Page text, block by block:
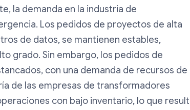
la demanda en la industria de
Los pedidos de proyectos de alta
de datos, se mantienen estables,
grado. Sin embargo, los pedidos de
con una demanda de recursos de
de las empresas de transformadores
con bajo inventario, lo que